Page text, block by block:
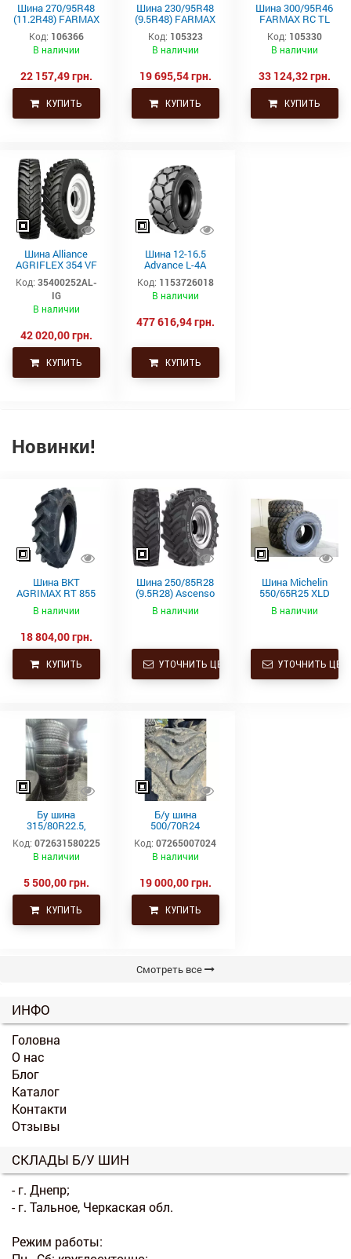
Шина 270/95R48
(11.2R48) FARMAX
RC TL 142D/145A8
CEAT
Код: 106366
В наличии
22 157,49 грн.
КУПИТЬ
Шина 230/95R48
(9.5R48) FARMAX
RC TL136D/139A8
CEAT
Код: 105323
В наличии
19 695,54 грн.
КУПИТЬ
Шина 300/95R46
FARMAX RC TL
148D/151A8 CEAT
Код: 105330
В наличии
33 124,32 грн.
КУПИТЬ
Шина Alliance
AGRIFLEX 354 VF
320/90R42 148D
TL STEEL BELTED
Код: 35400252AL-
IG
В наличии
42 020,00 грн.
КУПИТЬ
Шина 12-16.5
Advance L-4A
(14PR, TL)
Код: 1153726018
В наличии
477 616,94 грн.
КУПИТЬ
Новинки!
Шина BKT
AGRIMAX RT 855
250/85R28
112A8/112B TL
Украине
В наличии
18 804,00 грн.
КУПИТЬ
Шина 250/85R28
(9.5R28) Ascenso
TDR 850 112D TL
В наличии
УТОЧНИТЬ ЦЕНУ
Шина Michelin
550/65R25 XLD
182A2 L3 TL
В наличии
УТОЧНИТЬ
Бу шина
315/80R22.5,
315/80Р22.5,
315х80R22.5,
315.80R22.5
ведущая
Код: 072631580225
В наличии
5 500,00 грн.
КУПИТЬ
Б/у шина
500/70R24
(19.5L24)
Trelleborg
Код: 07265007024
В наличии
19 000,00 грн.
КУПИТЬ
Смотреть все
ИНФО
Головна
О нас
Блог
Каталог
Контакти
Отзывы
СКЛАДЫ Б/У ШИН
- г. Днепр;
- г. Тальное, Черкаская обл.
Режим работы: